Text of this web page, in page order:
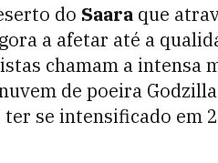
do Saara que
a afetar até a
chamam a intensa
de poeira
se intensificado em